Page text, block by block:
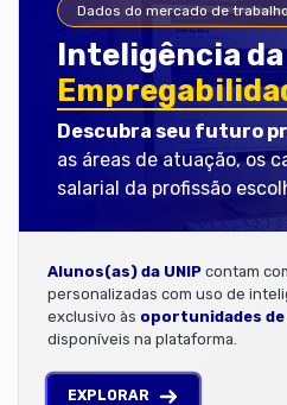
Dados do mercado de
Inteligência da
Descubra seu futuro
as áreas de atuação, os
salarial da profissão
Alunos(as) da UNIP contam
personalizadas com uso de
exclusivo às oportunidades
disponíveis na plataforma.
EXPLORAR